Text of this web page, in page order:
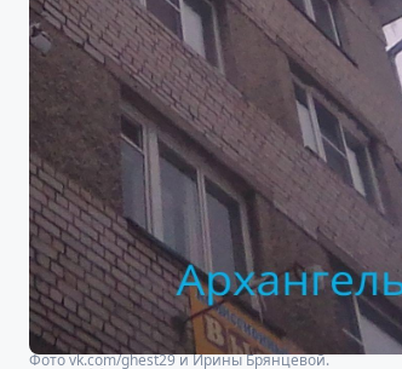
Фото vk.com/ghest29 и Ирины Брянцевой.